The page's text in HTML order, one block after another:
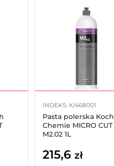
INDEKS: K/468001
Pasta polerska Koch
Chemie MICRO CUT
M2.02 1L
215,6 zł